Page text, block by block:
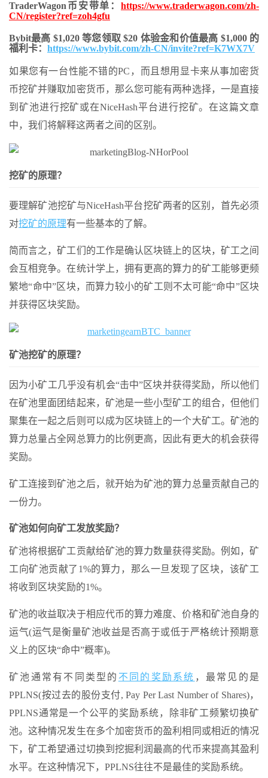
TraderWagon币安带单： https://www.traderwagon.com/zh-
CN/register?ref=zoh4gfu
Bybit最高 $1,020 等您领取 $20 体验金和价值最高 $1,000 的
福利卡： https://www.bybit.com/zh-CN/invite?ref=K7WX7V
如果您有一台性能不错的PC，而且想用显卡来从事加密货
币挖矿并赚取加密货币，那么您可能有两种选择，一是直接
到矿池进行挖矿或在NiceHash平台进行挖矿。在这篇文章
中，我们将解释这两者之间的区别。
挖矿的原理？
要理解矿池挖矿与NiceHash平台挖矿两者的区别，首先必须
对挖矿的原理有一些基本的了解。
简而言之，矿工们的工作是确认区块链上的区块，矿工之间
会互相竞争。在统计学上，拥有更高的算力的矿工能够更频
繁地“命中”区块，而算力较小的矿工则不太可能“命中”区块
并获得区块奖励。
矿池挖矿的原理？
因为小矿工几乎没有机会“击中”区块并获得奖励，所以他们
在矿池里面团结起来，矿池是一些小型矿工的组合，但他们
聚集在一起之后则可以成为区块链上的一个大矿工。矿池的
算力总量占全网总算力的比例更高，因此有更大的机会获得
奖励。
矿工连接到矿池之后，就开始为矿池的算力总量贡献自己的
一份力。
矿池如何向矿工发放奖励？
矿池将根据矿工贡献给矿池的算力数量获得奖励。例如，矿
工向矿池贡献了1%的算力，那么一旦发现了区块，该矿工
将收到区块奖励的1%。
矿池的收益取决于相应代币的算力难度、价格和矿池自身的
运气(运气是衡量矿池收益是否高于或低于严格统计预期意
义上的区块“命中”概率)。
矿池通常有不同类型的 不同的奖励系统 ，最常见的是
PPLNS(按过去的股份支付, Pay Per Last Number of Shares)，
PPLNS通常是一个公平的奖励系统，除非矿工频繁切换矿
池。这种情况发生在多个加密货币的盈利相同或相近的情况
下，矿工希望通过切换到挖掘利润最高的代币来提高其盈利
水平。在这种情况下，PPLNS往往不是最佳的奖励系统。